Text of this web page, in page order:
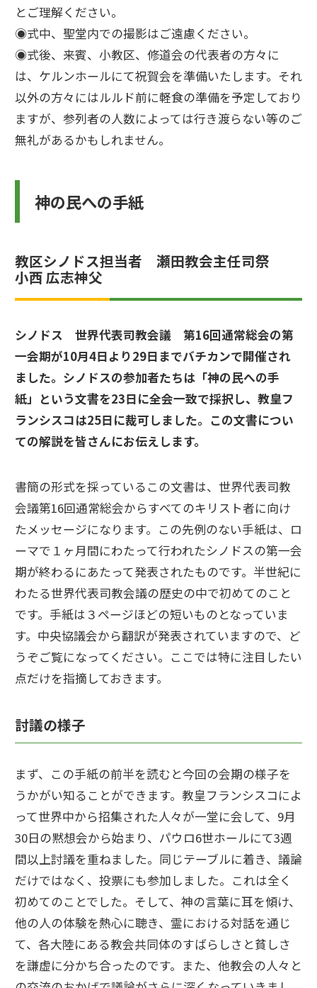
とご理解ください。
◉式中、聖堂内での撮影はご遠慮ください。
◉式後、来賓、小教区、修道会の代表者の方々に
は、ケルンホールにて祝賀会を準備いたします。それ
以外の方々にはルルド前に軽食の準備を予定しており
ますが、参列者の人数によっては行き渡らない等のご
無礼があるかもしれません。
神の民への手紙
教区シノドス担当者 瀬田教会主任司祭
小西 広志神父
シノドス 世界代表司教会議 第16回通常総会の第
一会期が10月4日より29日までバチカンで開催され
ました。シノドスの参加者たちは「神の民への手
紙」という文書を23日に全会一致で採択し、教皇フ
ランシスコは25日に裁可しました。この文書につい
ての解説を皆さんにお伝えします。
書簡の形式を採っているこの文書は、世界代表司教
会議第16回通常総会からすべてのキリスト者に向け
たメッセージになります。この先例のない手紙は、ロ
ーマで１ヶ月間にわたって行われたシノドスの第一会
期が終わるにあたって発表されたものです。半世紀に
わたる世界代表司教会議の歴史の中で初めてのこと
です。手紙は３ページほどの短いものとなっていま
す。中央協議会から翻訳が発表されていますので、ど
うぞご覧になってください。ここでは特に注目したい
点だけを指摘しておきます。
討議の様子
まず、この手紙の前半を読むと今回の会期の様子を
うかがい知ることができます。教皇フランシスコによ
って世界中から招集された人々が一堂に会して、9月
30日の黙想会から始まり、パウロ6世ホールにて3週
間以上討議を重ねました。同じテーブルに着き、議論
だけではなく、投票にも参加しました。これは全く
初めてのことでした。そして、神の言葉に耳を傾け、
他の人の体験を熱心に聴き、霊における対話を通じ
て、各大陸にある教会共同体のすばらしさと貧しさ
を謙虚に分かち合ったのです。また、他教会の人々と